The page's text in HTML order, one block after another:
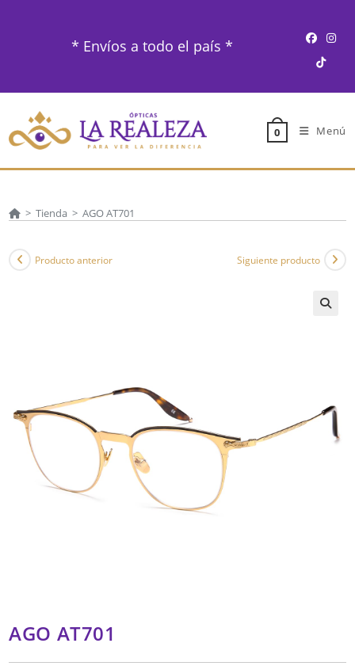
* Envíos a todo el país *
0 Menú
> Tienda > AGO AT701
Producto anterior Siguiente producto
AGO AT701